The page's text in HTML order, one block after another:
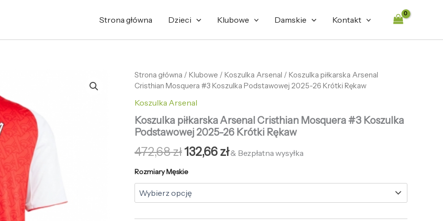
Strona główna Dzieci Klubowe Damskie Kontakt
Strona główna / Klubowe / Koszulka Arsenal / Koszulka piłkarska Arsenal
Cristhian Mosquera #3 Koszulka Podstawowej 2025-26 Krótki Rękaw
Koszulka Arsenal
Koszulka piłkarska Arsenal Cristhian Mosquera #3 Koszulka
Podstawowej 2025-26 Krótki Rękaw
472,68zł
Pierwotna
wynosiła:
472,68 zł.
132,66 zł
Aktualna
wynosi:
132,66 zł.
& Bezpłatna wysyłka
Rozmiary Męskie
ilość
Koszulka
Arsenal
Mosquera
#3
Podstawowej
26
Krótki
Rękaw